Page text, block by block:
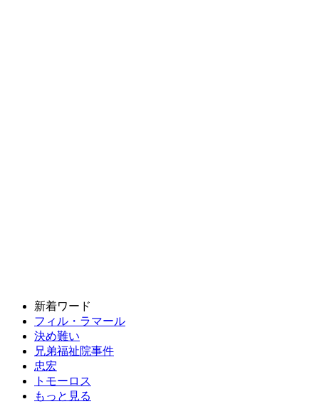
新着ワード
フィル・ラマール
決め難い
兄弟福祉院事件
忠宏
トモーロス
もっと見る